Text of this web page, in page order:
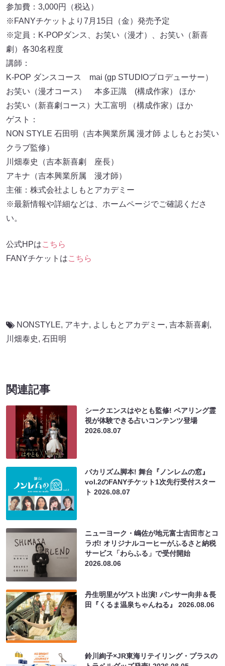
参加費：3,000円（税込）
※FANYチケットより7月15日（金）発売予定
※定員：K‐POPダンス、お笑い（漫才）、お笑い（新喜
劇）各30名程度
講師：
K-POP ダンスコース mai (gp STUDIOプロデューサー）
お笑い（漫才コース） 本多正識 (構成作家） ほか
お笑い（新喜劇コース）大工富明 （構成作家）ほか
ゲスト：
NON STYLE 石田明（吉本興業所属 漫才師 よしもとお笑い
クラブ監修）
川畑泰史（吉本新喜劇 座長）
アキナ（吉本興業所属 漫才師）
主催：株式会社よしもとアカデミー
※最新情報や詳細などは、ホームページでご確認くださ
い。
公式HPはこちら
FANYチケットはこちら
NONSTYLE, アキナ, よしもとアカデミー, 吉本新喜劇 ,
川畑泰史, 石田明
関連記事
シークエンスはやとも監修! ペアリング霊
視が体験できる占いコンテンツ登場
2026.08.07
バカリズム脚本! 舞台『ノンレムの窓』
vol.2のFANYチケット1次先行受付スター
ト2026.08.07
ニューヨーク・嶋佐が地元富士吉田市とコ
ラボ! オリジナルコーヒーがふるさと納税
サービス「わらふる」で受付開始
2026.08.06
丹生明里がゲスト出演! パンサー向井＆長
田『くるま温泉ちゃんねる』2026.08.06
鈴川絢子×JR東海リテイリング・プラスの